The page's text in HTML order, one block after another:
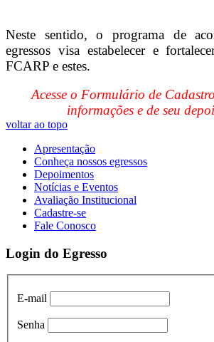
Neste sentido, o programa de
egressos visa estabelecer e
FCARP e estes.
Acesse o Formulário de
informações e de seu
voltar ao topo
Apresentação
Conheça nossos egressos
Depoimentos
Notícias e Eventos
Avaliação Institucional
Cadastre-se
Fale Conosco
Login do Egresso
E-mail
Senha